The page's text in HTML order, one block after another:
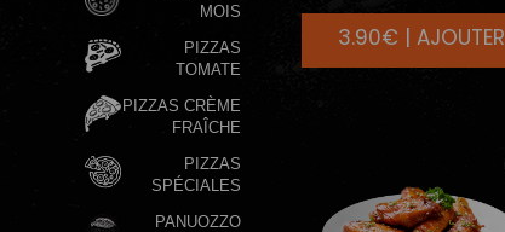
MOIS
PIZZAS
TOMATE
PIZZAS CRÈME
FRAÎCHE
PIZZAS
SPÉCIALES
PANUOZZO
3.90€ | AJOUTER